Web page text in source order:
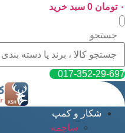
پرش
به
محتوا
۰ تومان 0 سبد خرید
جستجو
017-352-29-697
شکار و کمپ
ساچمه